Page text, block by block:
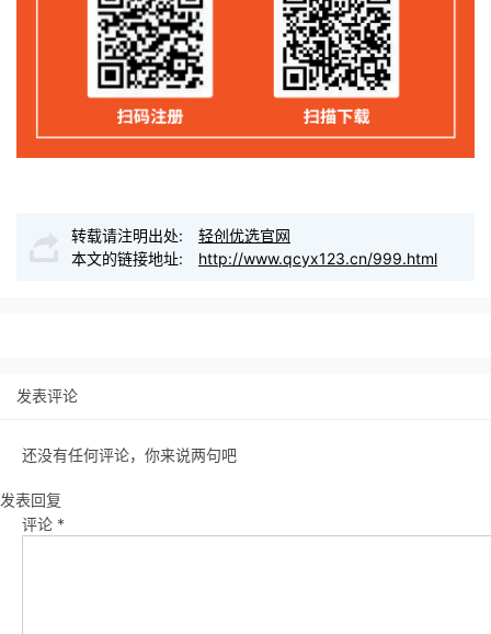
转载请注明出处:
轻创优选官网
本文的链接地址:
http://www.qcyx123.cn/999.html
发表评论
还没有任何评论，你来说两句吧
发表回复
评论 *